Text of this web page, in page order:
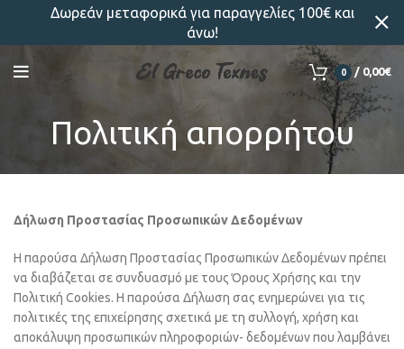
0 / 0,00€
Πολιτική απορρήτου
Δήλωση Προστασίας Προσωπικών Δεδομένων
Η παρούσα Δήλωση Προστασίας Προσωπικών Δεδομένων πρέπει
να διαβάζεται σε συνδυασμό με τους Όρους Χρήσης και την
Πολιτική Cookies. Η παρούσα Δήλωση σας ενημερώνει για τις
πολιτικές της επιχείρησης σχετικά με τη συλλογή, χρήση και
αποκάλυψη προσωπικών πληροφοριών- δεδομένων που λαμβάνει
Δωρεάν μεταφορικά για παραγγελίες 100€ και
άνω!